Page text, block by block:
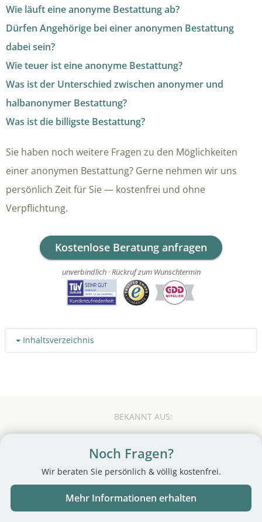
Wie läuft eine anonyme Bestattung ab?
Dürfen Angehörige bei einer anonymen Bestattung
dabei sein?
Wie teuer ist eine anonyme Bestattung?
Was ist der Unterschied zwischen anonymer und
halbanonymer Bestattung?
Was ist die billigste Bestattung?
Sie haben noch weitere Fragen zu den Möglichkeiten
einer anonymen Bestattung? Gerne nehmen wir uns
persönlich Zeit für Sie — kostenfrei und ohne
Verpflichtung.
Kostenlose Beratung anfragen
unverbindlich · Rückruf zum Wunschtermin
Inhaltsverzeichnis
BEKANNT AUS:
Noch Fragen?
Wir beraten Sie persönlich & völlig kostenfrei.
Mehr Informationen erhalten